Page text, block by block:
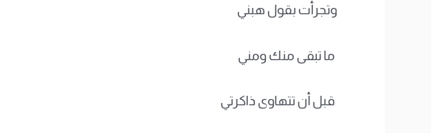
وتجرأت بقول هبني
ما تبقى منك ومني
قبل أن تتهاوى ذاكرتي